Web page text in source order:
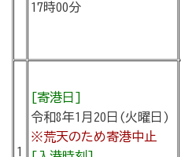
17時00分
1
[寄港日]
令和8年1月20日(火曜日)
※荒天のため寄港中止